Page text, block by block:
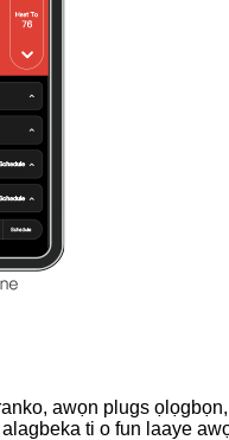
awọn plugs
ti o fun laaye